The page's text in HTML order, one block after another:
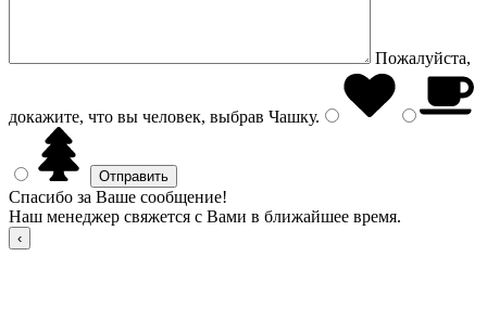
Пожалуйста,
докажите, что вы человек, выбрав Чашку.
Спасибо за Ваше сообщение!
Наш менеджер свяжется с Вами в ближайшее время.